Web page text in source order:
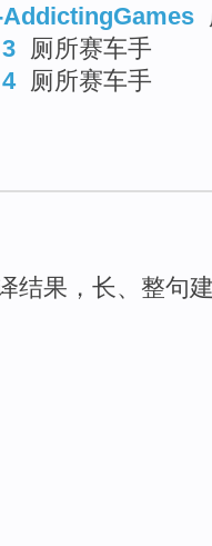
厕所赛车手
厕所赛车手
结果，长、整句